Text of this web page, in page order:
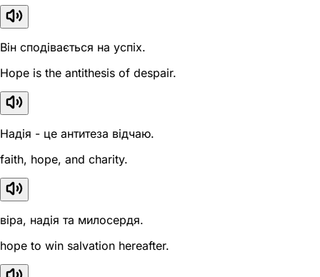
Він сподівається на успіх.
Hope is the antithesis of despair.
Надія - це антитеза відчаю.
faith, hope, and charity.
віра, надія та милосердя.
hope to win salvation hereafter.